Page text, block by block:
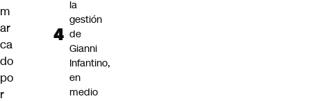
m
ar
ca
do
po
r
la
gestión
de
Gianni
Infantino,
en
medio